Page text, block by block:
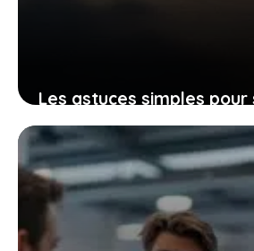
Les astuces simples
une voiture d’occasion
rouler l’esprit tranquille
12 février 2026